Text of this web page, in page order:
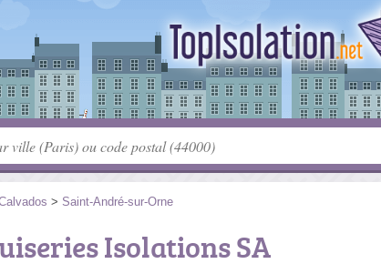
> Saint-André-sur-Orne
Isolations SA